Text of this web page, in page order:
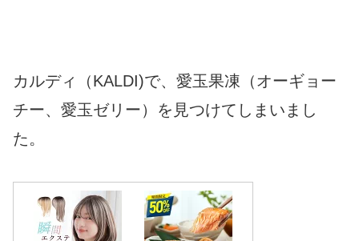
カルディ（KALDI)で、愛玉果凍（オーギョー
チー、愛玉ゼリー）を見つけてしまいまし
た。